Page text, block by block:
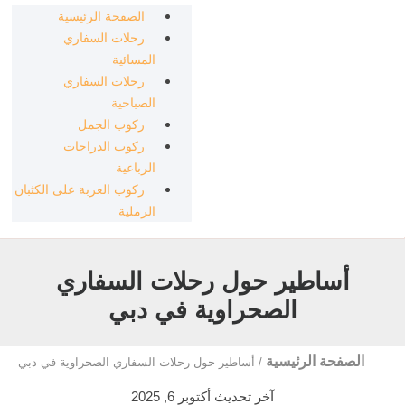
الصفحة الرئيسية
رحلات السفاري
المسائية
رحلات السفاري
الصباحية
ركوب الجمل
ركوب الدراجات
الرباعية
ركوب العربة على الكثبان
الرملية
أساطير حول رحلات السفاري
الصحراوية في دبي
الصفحة الرئيسية / أساطير حول رحلات السفاري الصحراوية في دبي
آخر تحديث أكتوبر 6, 2025